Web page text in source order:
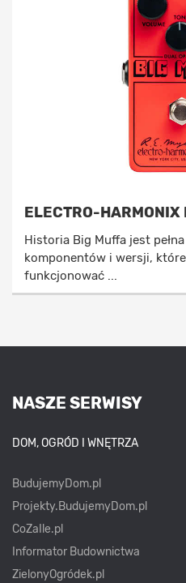
ELECTRO-HARMONIX
Historia Big Muffa jest
komponentów i wersji, które
funkcjonować ...
NASZE SERWISY
DOM, OGRÓD I WNĘTRZA
BudujemyDom.pl
Projekty.BudujemyDom.pl
CoZaIle.pl
Informator Budownictwa
ZielonyOgródek.pl